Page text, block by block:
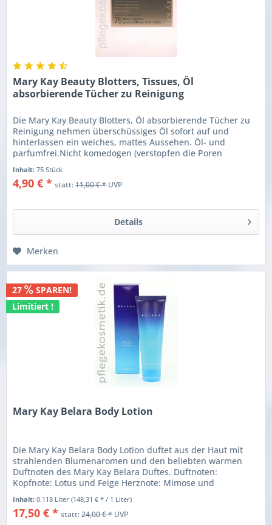
Mary Kay Beauty Blotters, Tissues, Öl
absorbierende Tücher zu Reinigung
Die Mary Kay Beauty Blotters, Öl absorbierende Tücher zu
Reinigung nehmen überschüssiges Öl sofort auf und
hinterlassen ein weiches, mattes Aussehen. Öl- und
parfumfrei.Nicht komedogen (verstopfen die Poren
Inhalt:75 Stück
4,90 € * statt:11,00 € *UVP
Details
Merken
27
SPAREN!
Limitiert !
Mary Kay Belara Body Lotion
Die Mary Kay Belara Body Lotion duftet aus der Haut mit
strahlenden Blumenaromen und den beliebten warmen
Duftnoten des Mary Kay Belara Duftes. Duftnoten:
Kopfnote: Lotus und Feige Herznote: Mimose und
Inhalt:0.118 Liter(148,31 € * / 1 Liter)
17,50 € * statt:24,00 € *UVP